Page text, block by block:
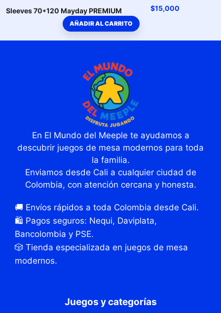
Sleeves 70*120 Mayday PREMIUM $15,000
AÑADIR AL CARRITO
En El Mundo del Meeple te ayudamos a
descubrir juegos de mesa modernos para toda
la familia.
Enviamos desde Cali a cualquier ciudad de
Colombia, con atención cercana y honesta.
🚚 Envíos rápidos a toda Colombia desde Cali.
🛍️ Pagos seguros: Nequi, Daviplata,
Bancolombia y PSE.
🎲 Tienda especializada en juegos de mesa
modernos.
Juegos y categorías